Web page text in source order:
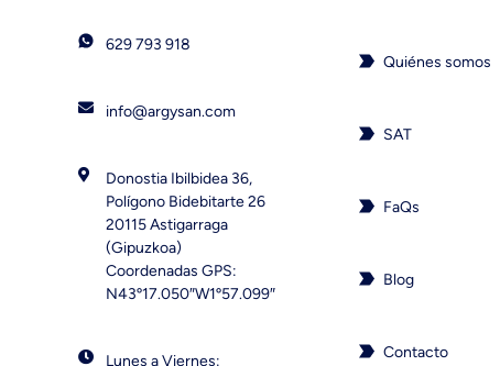
629 793 918
info@argysan.com
Donostia Ibilbidea 36,
Polígono Bidebitarte 26
20115 Astigarraga
(Gipuzkoa)
Coordenadas GPS:
N43º17.050″W1º57.099″
Lunes a Viernes:
Quiénes somos
SAT
FaQs
Blog
Contacto